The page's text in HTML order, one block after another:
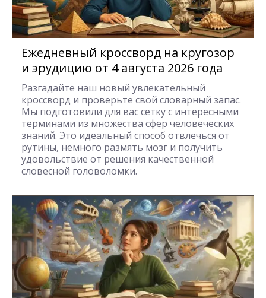
Ежедневный кроссворд на кругозор
и эрудицию от 4 августа 2026 года
Разгадайте наш новый увлекательный
кроссворд и проверьте свой словарный запас.
Мы подготовили для вас сетку с интересными
терминами из множества сфер человеческих
знаний. Это идеальный способ отвлечься от
рутины, немного размять мозг и получить
удовольствие от решения качественной
словесной головоломки.